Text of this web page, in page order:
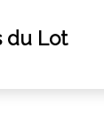
du Lot